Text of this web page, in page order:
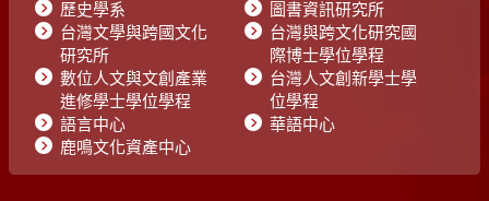
歷史學系
圖書資訊研究所
台灣文學與跨國文化
研究所
台灣與跨文化研究國
際博士學位學程
數位人文與文創產業
進修學士學位學程
台灣人文創新學士學
位學程
語言中心
華語中心
鹿鳴文化資產中心